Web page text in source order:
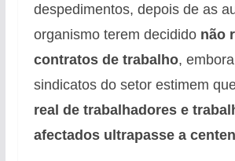
despedimentos, depois de as
organismo terem decididonão
contratos de trabalho,
sindicatos do setor estimem
real de trabalhadores e
afectados ultrapasse a